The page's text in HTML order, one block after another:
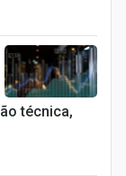
técnica,